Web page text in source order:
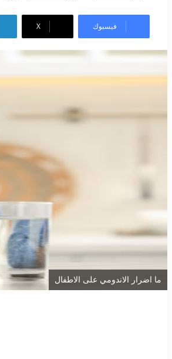
فيسبوك X
ما اضرار الاندومي على الاطفال